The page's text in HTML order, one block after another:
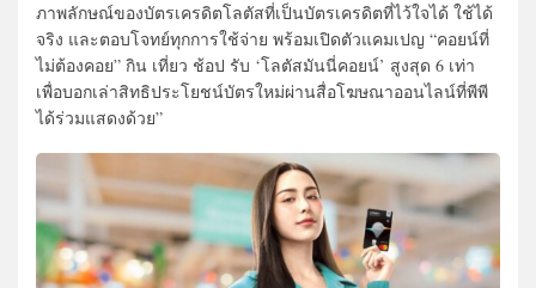
ภาพลักษณ์ของบัตรเครดิตโลตัสที่เป็นบัตรเครดิตที่ไว้ใจได้ ใช้ได้
จริง และตอบโจทย์ทุกการใช้จ่าย พร้อมเปิดตัวแคมเปญ “คอยน์ที่
ไม่ต้องคอย” กิน เที่ยว ช้อป รับ ‘โลตัสมันนี่คอยน์’ สูงสุด 6 เท่า
เพื่อบอกเล่าสิทธิประโยชน์บัตรใหม่ผ่านสื่อโฆษณาออนไลน์ที่พีพี
ได้ร่วมแสดงด้วย”